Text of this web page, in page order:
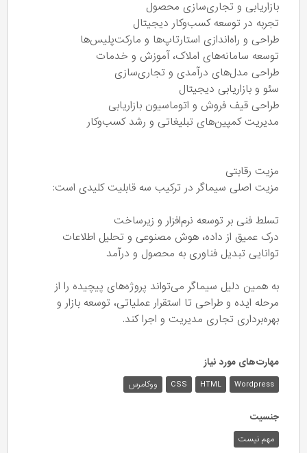
بازاریابی و تجاری‌سازی محصول
تجربه در توسعه کسب‌وکار دیجیتال
طراحی و راه‌اندازی استارتاپ‌ها و مارکت‌پلیس‌ها
توسعه سامانه‌های املاک، آموزش و خدمات
طراحی مدل‌های درآمدی و تجاری‌سازی
سئو و بازاریابی دیجیتال
طراحی قیف فروش و اتوماسیون بازاریابی
مدیریت کمپین‌های تبلیغاتی و رشد کسب‌وکار
مزیت رقابتی
مزیت اصلی سیماگر در ترکیب سه قابلیت کلیدی است:
تسلط فنی بر توسعه نرم‌افزار و زیرساخت
درک عمیق از داده، هوش مصنوعی و تحلیل اطلاعات
توانایی تبدیل فناوری به محصول و درآمد
به همین دلیل سیماگر می‌تواند پروژه‌های پیچیده را از
مرحله ایده و طراحی تا استقرار عملیاتی، توسعه بازار و
بهره‌برداری تجاری مدیریت و اجرا کند.
مهارت‌های مورد نیاز
Wordpress
HTML
CSS ووکامرس
جنسیت
مهم نیست